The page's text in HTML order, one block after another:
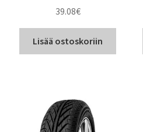
39.08€
Lisää ostoskoriin